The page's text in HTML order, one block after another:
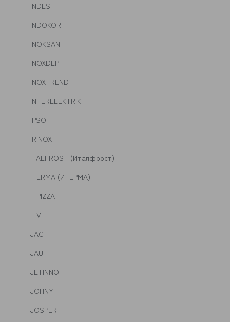
INDESIT
INDOKOR
INOKSAN
INOXDEP
INOXTREND
INTERELEKTRIK
IPSO
IRINOX
ITALFROST (Италфрост)
ITERMA (ИТЕРМА)
ITPIZZA
ITV
JAC
JAU
JETINNO
JOHNY
JOSPER